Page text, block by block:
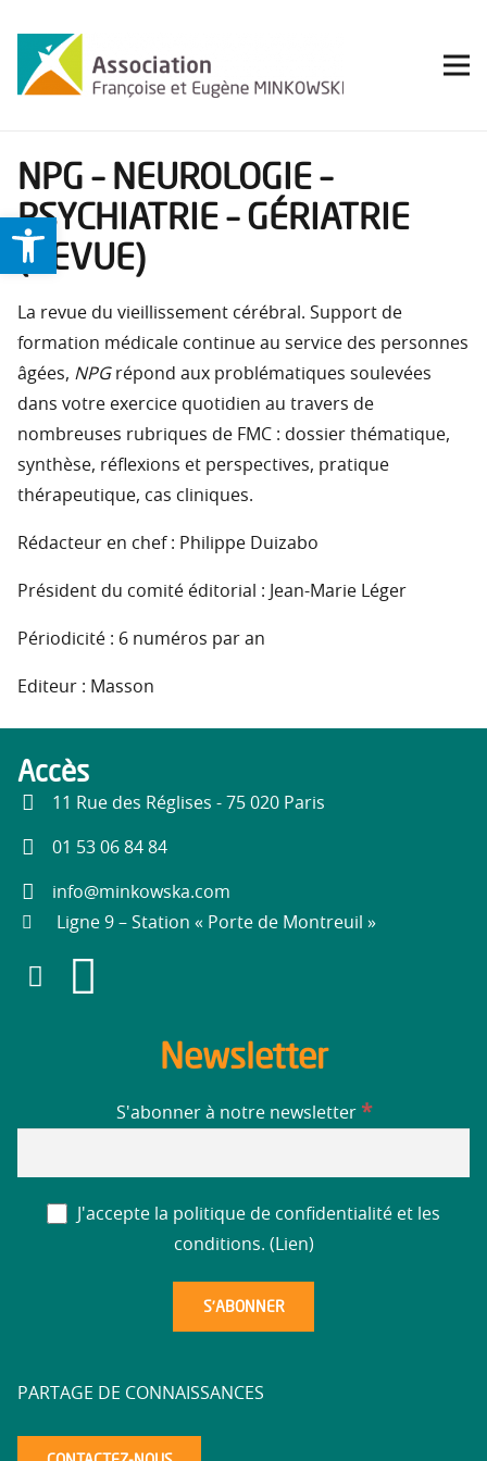
NPG – NEUROLOGIE –
PSYCHIATRIE – GÉRIATRIE
(REVUE)
La revue du vieillissement cérébral. Support de
formation médicale continue au service des personnes
âgées, NPGrépond aux problématiques soulevées
dans votre exercice quotidien au travers de
nombreuses rubriques de FMC : dossier thématique,
synthèse, réflexions et perspectives, pratique
thérapeutique, cas cliniques.
Rédacteur en chef : Philippe Duizabo
Président du comité éditorial : Jean-Marie Léger
Périodicité : 6 numéros par an
Editeur : Masson
Accès
11 Rue des Réglises - 75 020 Paris
01 53 06 84 84
info@minkowska.com
Ligne 9 – Station « Porte de Montreuil »
Newsletter
S'abonner à notre newsletter *
J'accepte la politique de confidentialité et les
conditions. ( Lien)
PARTAGE DE CONNAISSANCES
Ouvrir la barre d’outils